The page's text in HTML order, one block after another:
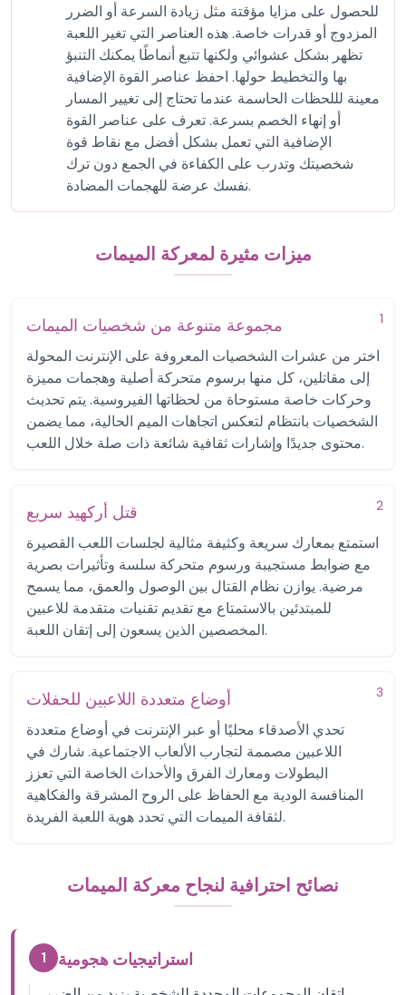
للحصول على مزايا مؤقتة مثل زيادة السرعة أو الضرر
المزدوج أو قدرات خاصة. هذه العناصر التي تغير اللعبة
تظهر بشكل عشوائي ولكنها تتبع أنماطًا يمكنك التنبؤ
بها والتخطيط حولها. احفظ عناصر القوة الإضافية
معينة لللحظات الحاسمة عندما تحتاج إلى تغيير المسار
أو إنهاء الخصم بسرعة. تعرف على عناصر القوة
الإضافية التي تعمل بشكل أفضل مع نقاط قوة
شخصيتك وتدرب على الكفاءة في الجمع دون ترك
نفسك عرضة للهجمات المضادة.
ميزات مثيرة لمعركة الميمات
1 مجموعة متنوعة من شخصيات الميمات
اختر من عشرات الشخصيات المعروفة على الإنترنت المحولة
إلى مقاتلين، كل منها برسوم متحركة أصلية وهجمات مميزة
وحركات خاصة مستوحاة من لحظاتها الفيروسية. يتم تحديث
الشخصيات بانتظام لتعكس اتجاهات الميم الحالية، مما يضمن
محتوى جديدًا وإشارات ثقافية شائعة ذات صلة خلال اللعب.
2 قتل أركهيد سريع
استمتع بمعارك سريعة وكثيفة مثالية لجلسات اللعب القصيرة
مع ضوابط مستجيبة ورسوم متحركة سلسة وتأثيرات بصرية
مرضية. يوازن نظام القتال بين الوصول والعمق، مما يسمح
للمبتدئين بالاستمتاع مع تقديم تقنيات متقدمة للاعبين
المخصصين الذين يسعون إلى إتقان اللعبة.
3 أوضاع متعددة اللاعبين للحفلات
تحدي الأصدقاء محليًا أو عبر الإنترنت في أوضاع متعددة
اللاعبين مصممة لتجارب الألعاب الاجتماعية. شارك في
البطولات ومعارك الفرق والأحداث الخاصة التي تعزز
المنافسة الودية مع الحفاظ على الروح المشرقة والفكاهية
لثقافة الميمات التي تحدد هوية اللعبة الفريدة.
نصائح احترافية لنجاح معركة الميمات
1 استراتيجيات هجومية